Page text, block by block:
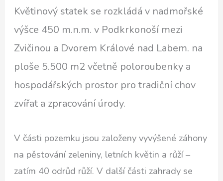
Květinový statek se rozkládá v nadmořské
výšce 450 m.n.m. v Podkrkonoší mezi
Zvičinou a Dvorem Králové nad Labem. na
ploše 5.500 m2 včetně poloroubenky a
hospodářských prostor pro tradiční chov
zvířat a zpracování úrody.
V části pozemku jsou založeny vyvýšené záhony
na pěstování zeleniny, letních květin a růží –
zatím 40 odrůd růží. V další části zahrady se